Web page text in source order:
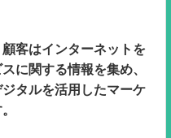
客はインターネットを
に関する情報を集め、
タルを活用したマーケ